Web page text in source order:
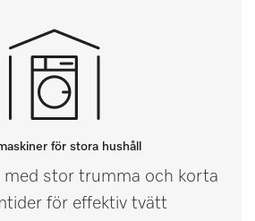
för stora hushåll
med stor trumma och korta
för effektiv tvätt